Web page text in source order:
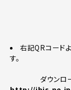
右記QRコード
す。
ダウンロ